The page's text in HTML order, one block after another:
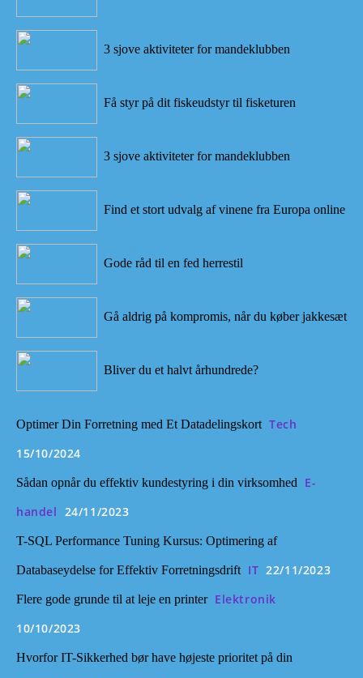
3 sjove aktiviteter for mandeklubben
Få styr på dit fiskeudstyr til fisketuren
3 sjove aktiviteter for mandeklubben
Find et stort udvalg af vinene fra Europa online
Gode råd til en fed herrestil
Gå aldrig på kompromis, når du køber jakkesæt
Bliver du et halvt århundrede?
Optimer Din Forretning med Et Datadelingskort Tech
15/10/2024
Sådan opnår du effektiv kundestyring i din virksomhed
E-
handel 24/11/2023
T-SQL Performance Tuning Kursus: Optimering af
Databaseydelse for Effektiv Forretningsdrift IT 22/11/2023
Flere gode grunde til at leje en printer Elektronik
10/10/2023
Hvorfor IT-Sikkerhed bør have højeste prioritet på din